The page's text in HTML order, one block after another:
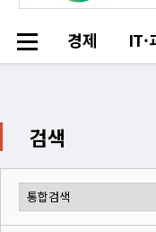
경제 IT·
검색